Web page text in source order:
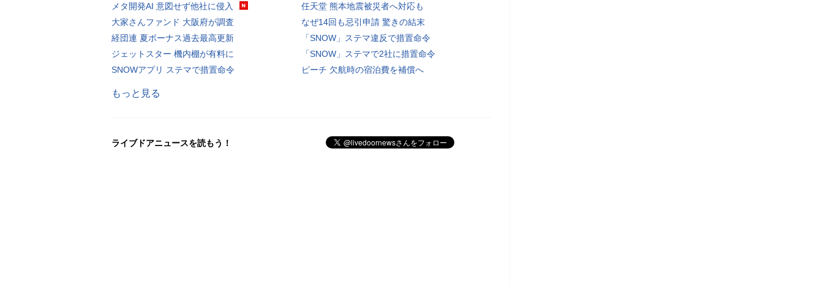
メタ開発AI 意図せず他社に侵入
大家さんファンド 大阪府が調査
経団連 夏ボーナス過去最高更新
ジェットスター 機内棚が有料に
SNOWアプリ ステマで措置命令
任天堂 熊本地震被災者へ対応も
なぜ14回も忌引申請 驚きの結末
「SNOW」ステマ違反で措置命令
「SNOW」ステマで2社に措置命令
ピーチ 欠航時の宿泊費を補償へ
もっと見る
ライブドアニュースを読もう！